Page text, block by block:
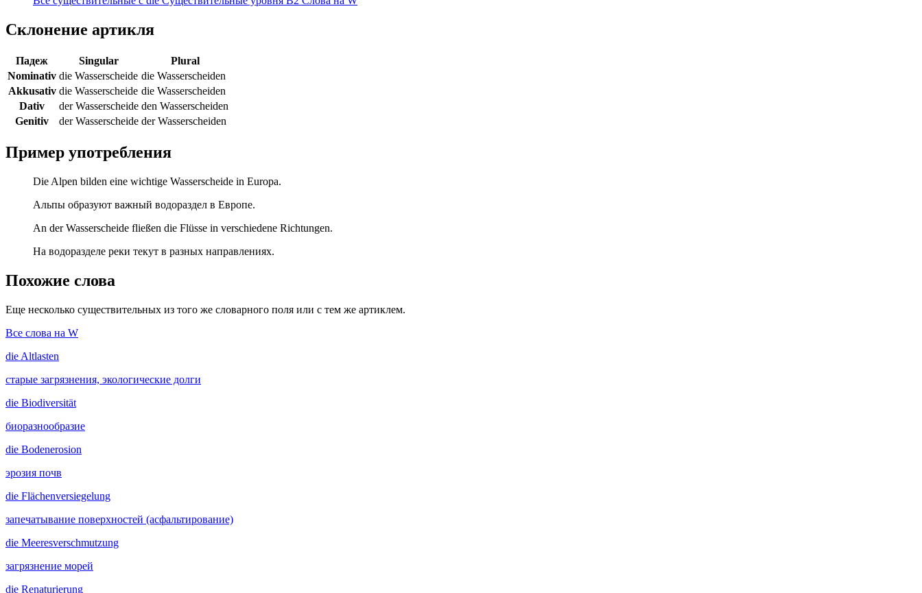
Склонение артикля
Падеж Singular
Plural
Nominativ die Wasserscheide die Wasserscheiden
Akkusativ die Wasserscheide die Wasserscheiden
Dativ
der Wasserscheide den Wasserscheiden
Genitiv
der Wasserscheide der Wasserscheiden
Пример употребления
Die Alpen bilden eine wichtige Wasserscheide in Europa.
Альпы образуют важный водораздел в Европе.
An der Wasserscheide fließen die Flüsse in verschiedene Richtungen.
На водоразделе реки текут в разных направлениях.
Похожие слова
Еще несколько существительных из того же словарного поля или с тем же артиклем.
Все слова на W
die Altlasten
старые загрязнения, экологические долги
die Biodiversität
биоразнообразие
die Bodenerosion
эрозия почв
die Flächenversiegelung
запечатывание поверхностей (асфальтирование)
die Meeresverschmutzung
загрязнение морей
die Renaturierung